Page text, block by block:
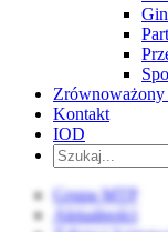
Kontakt
IOD
Grupa MTP
Aktualności